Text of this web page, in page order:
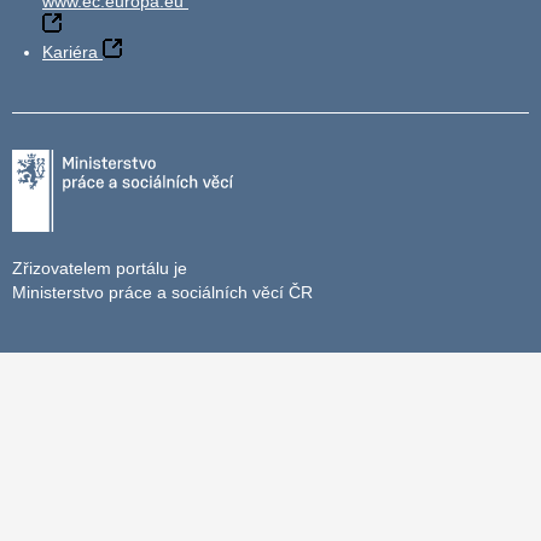
Kariéra
Zřizovatelem portálu je
Ministerstvo práce a sociálních věcí ČR